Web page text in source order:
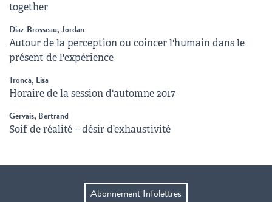
together
Diaz-Brosseau, Jordan
Autour de la perception ou coincer l'humain dans le
présent de l'expérience
Tronca, Lisa
Horaire de la session d'automne 2017
Gervais, Bertrand
Soif de réalité – désir d’exhaustivité
Abonnement Infolettres